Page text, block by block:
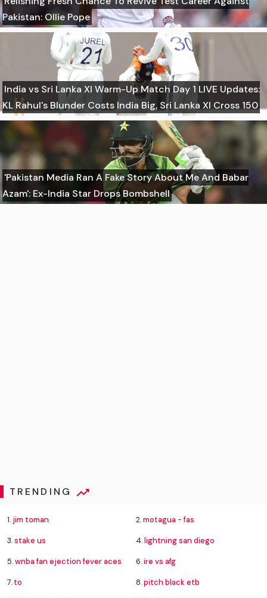
Pakistan: Ollie Pope
India vs Sri Lanka XI Warm-Up Match Day 1 LIVE Updates:
KL Rahul's Blunder Costs India Big, Sri Lanka XI Cross 150
'Pakistan Media Ran A Fake Story About Me And Babar
Azam': Ex-India Star Drops Bombshell
TRENDING
1. jim toman 2.motagua - fas
3.stake us 4.lightning san diego
5.wnba fan ejection fever aces 6.ire vs afg
7. to 8.pitch black etb